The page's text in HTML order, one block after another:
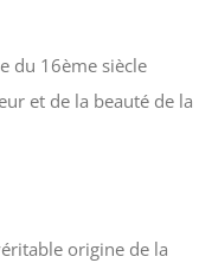
du 16ème siècle
et de la beauté de la
origine de la